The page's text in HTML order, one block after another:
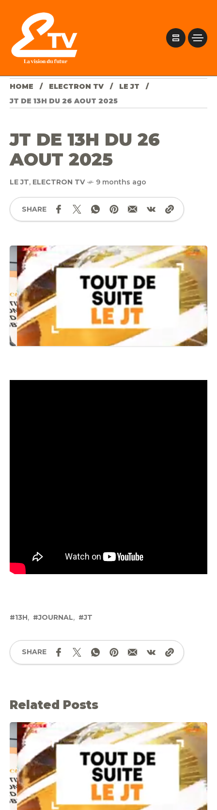
HOME ELECTRON TV
LE JT
JT DE 13H DU 26 AOUT 2025
JT DE 13H DU 26
AOUT 2025
LE JT, ELECTRON TV 9 months ago
SHARE
13H JOURNAL JT
SHARE
Related Posts